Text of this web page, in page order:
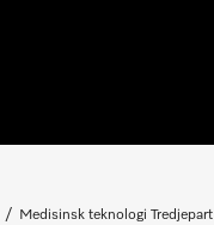
Medisinsk teknologi Tredjepart